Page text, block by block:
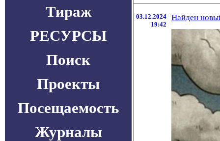
Тираж
РЕСУРСЫ
Поиск
Проекты
Посещаемость
Журналы
03.12.2024
19:42
Найден